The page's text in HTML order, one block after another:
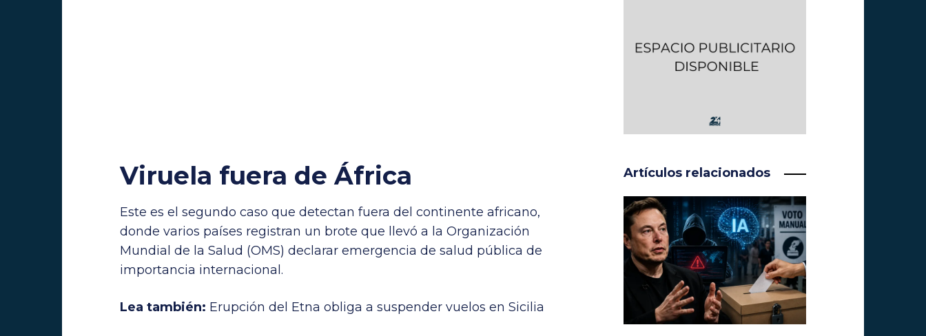
Viruela fuera de África
Este es el segundo caso que detectan fuera del continente africano,
donde varios países registran un brote que llevó a la Organización
Mundial de la Salud (OMS) declarar emergencia de salud pública de
importancia internacional.
Lea también: Erupción del Etna obliga a suspender vuelos en Sicilia
Artículos relacionados